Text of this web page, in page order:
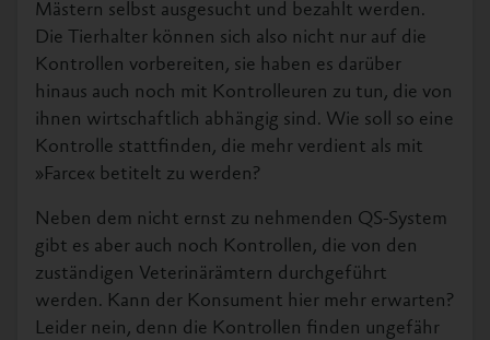
Mästern selbst ausgesucht und bezahlt werden.
Die Tierhalter können sich also nicht nur auf die
Kontrollen vorbereiten, sie haben es darüber
hinaus auch noch mit Kontrolleuren zu tun, die von
ihnen wirtschaftlich abhängig sind. Wie soll so eine
Kontrolle stattfinden, die mehr verdient als mit
»Farce« betitelt zu werden?
Neben dem nicht ernst zu nehmenden QS-System
gibt es aber auch noch Kontrollen, die von den
zuständigen Veterinärämtern durchgeführt
werden. Kann der Konsument hier mehr erwarten?
Leider nein, denn die Kontrollen finden ungefähr